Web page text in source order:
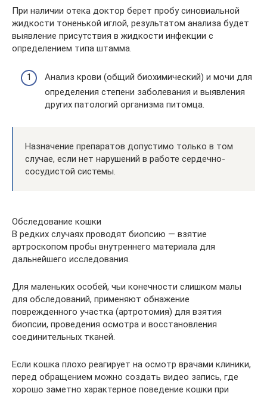
При наличии отека доктор берет пробу синовиальной
жидкости тоненькой иглой, результатом анализа будет
выявление присутствия в жидкости инфекции с
определением типа штамма.
Анализ крови (общий биохимический) и мочи для
определения степени заболевания и выявления
других патологий организма питомца.
Назначение препаратов допустимо только в том
случае, если нет нарушений в работе сердечно-
сосудистой системы.
Обследование кошки
В редких случаях проводят биопсию — взятие
артроскопом пробы внутреннего материала для
дальнейшего исследования.
Для маленьких особей, чьи конечности слишком малы
для обследований, применяют обнажение
поврежденного участка (артротомия) для взятия
биопсии, проведения осмотра и восстановления
соединительных тканей.
Если кошка плохо реагирует на осмотр врачами клиники,
перед обращением можно создать видео запись, где
хорошо заметно характерное поведение кошки при